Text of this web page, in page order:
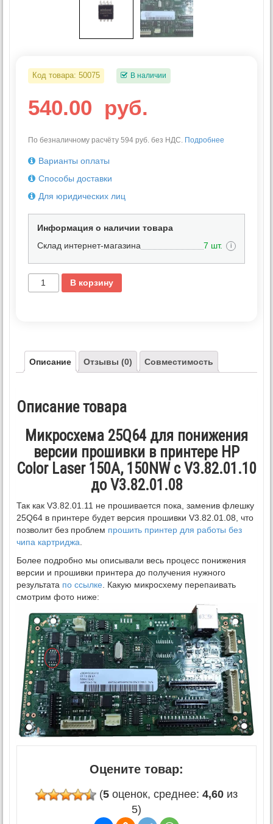
Код товара: 50075 В наличии
540.00 руб.
По безналичному расчёту 594 руб. без НДС. Подробнее
Варианты оплаты
Способы доставки
Для юридических лиц
Информация о наличии товара
Склад интернет-магазина
7 шт. i
В корзину
Описание Отзывы (0) Совместимость
Описание товара
Микросхема 25Q64 для понижения
версии прошивки в принтере HP
Color Laser 150A, 150NW с V3.82.01.10
до V3.82.01.08
Так как V3.82.01.11 не прошивается пока, заменив флешку
25Q64 в принтере будет версия прошивки V3.82.01.08, что
позволит без проблем прошить принтер для работы без
чипа картриджа.
Более подробно мы описывали весь процесс понижения
версии и прошивки принтера до получения нужного
результата по ссылке. Какую микросхему перепаивать
смотрим фото ниже:
Оцените товар:
(5 оценок, среднее: 4,60 из
5)